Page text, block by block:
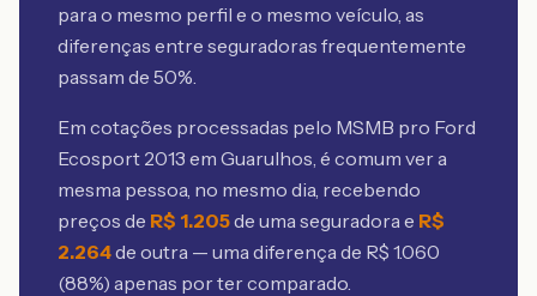
para o mesmo perfil e o mesmo veículo, as
diferenças entre seguradoras frequentemente
passam de 50%.
Em cotações processadas pelo MSMB pro Ford
Ecosport 2013 em Guarulhos, é comum ver a
mesma pessoa, no mesmo dia, recebendo
preços de R$ 1.205de uma seguradora e R$
2.264de outra — uma diferença de R$ 1.060
(88%) apenas por ter comparado.